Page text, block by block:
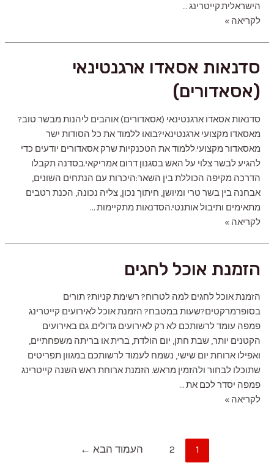
הישראלית.קייטרינג …
קייטרינג
לקריאה »
סדנאות אסאדו ארגנטינאי
(אסאדורים)
סדנאות אסאדו ארגנטינאי (אסאדורים) אוהבים ליהנות מבשר טוב?
מאסאדו מקצועי ארגנטינאי?‍בואו ללמוד את כל הסודות ישר
מאסאדור מקצועי.ללמוד את הטכנקיות שרק אסאדורים יודעים כדי
להגיע לבשר צלוי על האש בסגנון דרום אמריקאי.בסדנה תקבלו
הדרכה מקיפה הכוללת בין השאר:היכרות עם הנתחים השונים,
אבחנה בין בשר טרי ומיושן, חיתוך נכון, צליה נכונה, הכנת רטבים
מתאימים ותיבול אותנטי.הסדנאות מתקיימות …
סדנאות
(אסאדורים)
לקריאה »
הזמנת אוכל לחגים
הזמנת אוכל לחגים למה לטרוח? רשימת קניות? תורים
בסופרמרקטים?שעות במטבח? הזמנת אוכל לאירועים קייטרינג
פמפה עומד לרשותכם לא רק לאירועים גדולים. גם באירועים
הקטנים יותר, שבת חתן, יום הולדת, ברית או בריתה משפחתיים,
ואפילו ארוחת יום שישי, נשמח לעמוד לרשותכם במגוון תפריטים
שתוכלו לבחור ולהזמין מראש. הזמנת ארוחת ראש השנה קייטרינג
פמפה יסדר לכם את …
הזמנת
לקריאה »
1
2 העמוד הבא ←